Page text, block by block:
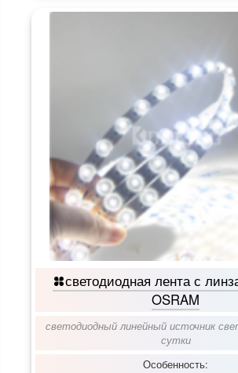
светодиодная лента с
OSRAM
светодиодный линейный источник
сутки
Особенность: